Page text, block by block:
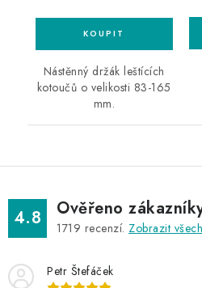
Nástěnný držák leštících
kotoučů o velikosti 83-165
mm.
4.8 Ověřeno
1719 recenzí. Zobrazit
Petr Štefáček